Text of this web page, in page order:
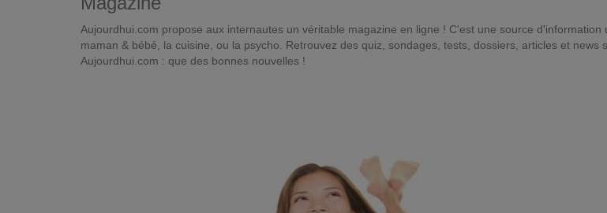
Aujourdhui.com propose aux internautes un véritable magazine en ligne ! C'est une source
maman & bébé, la cuisine, ou la psycho. Retrouvez des quiz, sondages, tests, dossiers, articles et news
Aujourdhui.com : que des bonnes nouvelles !